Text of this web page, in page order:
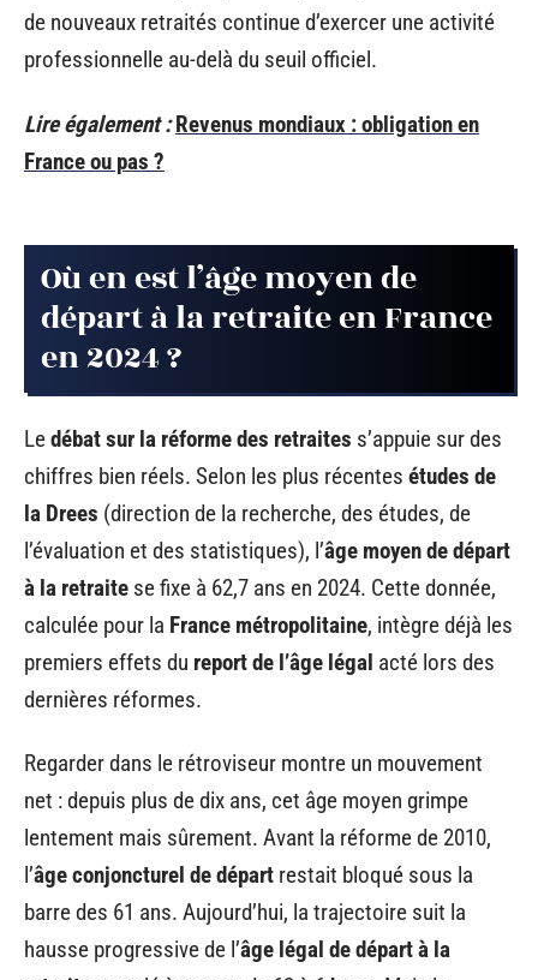
de nouveaux retraités continue d’exercer une activité
professionnelle au-delà du seuil officiel.
Lire également : Revenus mondiaux : obligation en
France ou pas ?
Où en est l’âge moyen de
départ à la retraite en France
en 2024 ?
Ledébat sur la réforme des retraites s’appuie sur des
chiffres bien réels. Selon les plus récentes études de
la Drees (direction de la recherche, des études, de
l’évaluation et des statistiques), l’âge moyen de départ
à la retraite se fixe à 62,7 ans en 2024. Cette donnée,
calculée pour la France métropolitaine, intègre déjà les
premiers effets du report de l’âge légal acté lors des
dernières réformes.
Regarder dans le rétroviseur montre un mouvement
net : depuis plus de dix ans, cet âge moyen grimpe
lentement mais sûrement. Avant la réforme de 2010,
l’âge conjoncturel de départ restait bloqué sous la
barre des 61 ans. Aujourd’hui, la trajectoire suit la
hausse progressive de l’âge légal de départ à la